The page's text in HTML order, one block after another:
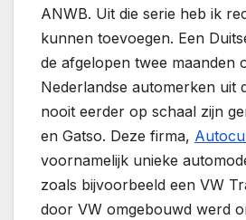
ANWB. Uit die serie heb ik
kunnen toevoegen. Een
de afgelopen twee maanden
Nederlandse automerken uit
nooit eerder op schaal zijn
en Gatso. Deze firma,
voornamelijk unieke
zoals bijvoorbeeld een VW
door VW omgebouwd werd